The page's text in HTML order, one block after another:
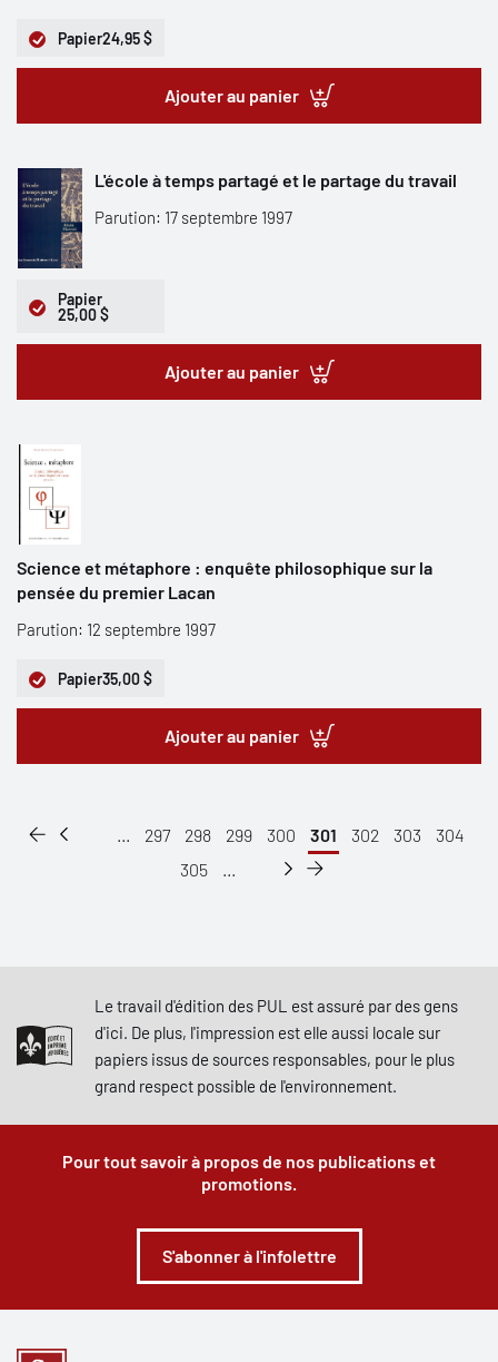
Papier24,95 $
Ajouter au panier
L'école à temps partagé et le partage du travail
Parution: 17 septembre 1997
Papier
25,00 $
Ajouter au panier
Science et métaphore : enquête philosophique sur la
pensée du premier Lacan
Parution: 12 septembre 1997
Papier35,00 $
Ajouter au panier
... 297 298 299 300 301 302 303
304
305
...
Le travail d'édition des PUL est assuré par des gens
d'ici. De plus, l'impression est elle aussi locale sur
papiers issus de sources responsables, pour le plus
grand respect possible de l'environnement.
Pour tout savoir à propos de nos publications et
promotions.
S'abonner à l'infolettre